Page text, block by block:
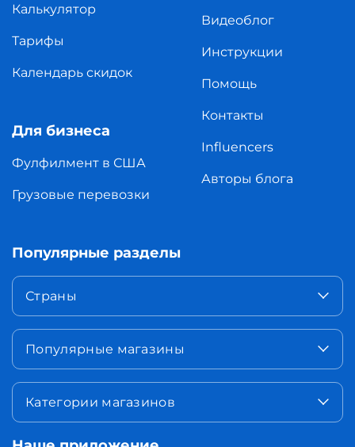
Калькулятор
Тарифы
Календарь скидок
Для бизнеса
Фулфилмент в США
Грузовые перевозки
Видеоблог
Инструкции
Помощь
Контакты
Influencers
Авторы блога
Популярные разделы
Страны
Популярные магазины
Категории магазинов